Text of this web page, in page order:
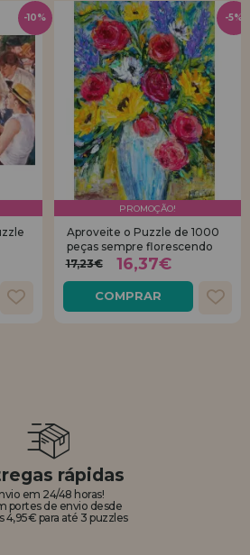
-10%
PROMOÇÃO!
Aproveite o Puzzle de 1000
peças sempre florescendo
17,23€
16,37€
COMPRAR
-5%
rápidas
em 24/48 horas!
portes de envio desde
4,95€ para até 3 puzzles